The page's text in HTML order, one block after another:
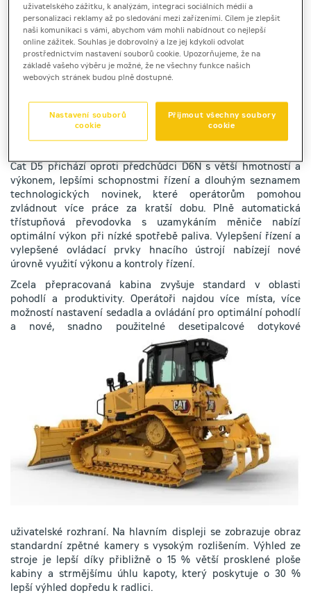
Cat D5 přichází oproti předchůdci D6N s větší hmotností a
výkonem, lepšími schopnostmi řízení a dlouhým seznamem
technologických novinek, které operátorům pomohou
zvládnout více práce za kratší dobu. Plně automatická
třístupňová převodovka s uzamykáním měniče nabízí
optimální výkon při nízké spotřebě paliva. Vylepšení řízení a
vylepšené ovládací prvky hnacího ústrojí nabízejí nové
úrovně využití výkonu a kontroly řízení.
Zcela přepracovaná kabina zvyšuje standard v oblasti
pohodlí a produktivity. Operátoři najdou více místa, více
možností nastavení sedadla a ovládání pro optimální pohodlí
a nové,snadno použitelné desetipalcové dotykové
uživatelské rozhraní. Na hlavním displeji se zobrazuje obraz
standardní zpětné kamery s vysokým rozlišením. Výhled ze
stroje je lepší díky přibližně o 15 % větší prosklené ploše
kabiny a strmějšímu úhlu kapoty, který poskytuje o 30 %
lepší výhled dopředu k radlici.
uživatelského zážitku, k analýzám, integraci sociálních médií a
personalizaci reklamy až po sledování mezi zařízeními. Cílem je zlepšit
naši komunikaci s vámi, abychom vám mohli nabídnout co nejlepší
online zážitek. Souhlas je dobrovolný a lze jej kdykoli odvolat
prostřednictvím nastavení souborů cookie. Upozorňujeme, že na
základě vašeho výběru je možné, že ne všechny funkce našich
webových stránek budou plně dostupné.
Přijmout všechny soubory
cookie
Nastavení souborů
cookie